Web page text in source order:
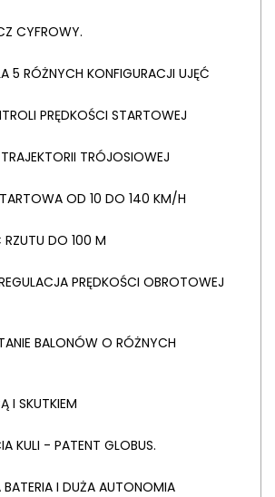
CYFROWY.
5 RÓŻNYCH KONFIGURACJI UJĘĆ
PRĘDKOŚCI STARTOWEJ
TRÓJOSIOWEJ
OD 10 DO 140 KM/H
DO 100 M
PRĘDKOŚCI OBROTOWEJ
BALONÓW O RÓŻNYCH
I SKUTKIEM
KULI - PATENT GLOBUS.
I DUŻA AUTONOMIA